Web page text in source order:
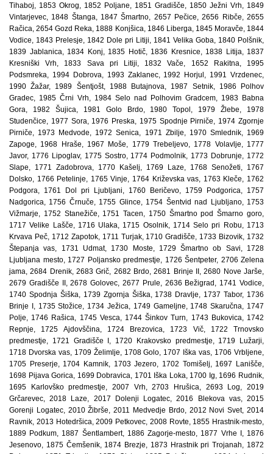
Tihaboj, 1853 Okrog, 1852 Poljane, 1851 Gradišče, 1850 Ježni Vrh, 1849
Vintarjevec, 1848 Štanga, 1847 Šmartno, 2657 Pečice, 2656 Ribče, 2655
Račica, 2654 Gozd Reka, 1888 Konjšica, 1846 Liberga, 1845 Moravče, 1844
Vodice, 1843 Prelesje, 1842 Dole pri Litiji, 1841 Velika Goba, 1840 Polšnik,
1839 Jablanica, 1834 Konj, 1835 Hotič, 1836 Kresnice, 1838 Litija, 1837
Kresniški Vrh, 1833 Sava pri Litiji, 1832 Vače, 1652 Rakitna, 1995
Podsmreka, 1994 Dobrova, 1993 Zaklanec, 1992 Horjul, 1991 Vrzdenec,
1990 Žažar, 1989 Šentjošt, 1988 Butajnova, 1987 Setnik, 1986 Polhov
Gradec, 1985 Črni Vrh, 1984 Selo nad Polhovim Gradcem, 1983 Babna
Gora, 1982 Šujica, 1981 Golo Brdo, 1980 Topol, 1979 Žlebe, 1978
Studenčice, 1977 Sora, 1976 Preska, 1975 Spodnje Pirniče, 1974 Zgornje
Pirniče, 1973 Medvode, 1972 Senica, 1971 Zbilje, 1970 Smlednik, 1969
Zapoge, 1968 Hraše, 1967 Moše, 1779 Trebeljevo, 1778 Volavlje, 1777
Javor, 1776 Lipoglav, 1775 Sostro, 1774 Podmolnik, 1773 Dobrunje, 1772
Slape, 1771 Zadobrova, 1770 Kašelj, 1769 Laze, 1768 Senožeti, 1767
Dolsko, 1766 Petelinje, 1765 Vinje, 1764 Križevska vas, 1763 Kleče, 1762
Podgora, 1761 Dol pri Ljubljani, 1760 Beričevo, 1759 Podgorica, 1757
Nadgorica, 1756 Črnuče, 1755 Glince, 1754 Šentvid nad Ljubljano, 1753
Vižmarje, 1752 Stanežiče, 1751 Tacen, 1750 Šmartno pod Šmarno goro,
1717 Velike Lašče, 1716 Ulaka, 1715 Osolnik, 1714 Selo pri Robu, 1713
Krvava Peč, 1712 Zapotok, 1711 Turjak, 1710 Gradišče, 1733 Bizovik, 1732
Štepanja vas, 1731 Udmat, 1730 Moste, 1729 Šmartno ob Savi, 1728
Ljubljana mesto, 1727 Poljansko predmestje, 1726 Šentpeter, 2706 Zelena
jama, 2684 Drenik, 2683 Grič, 2682 Brdo, 2681 Brinje II, 2680 Nove Jarše,
2679 Gradišče II, 2678 Golovec, 2677 Prule, 2636 Bežigrad, 1741 Vodice,
1740 Spodnja Šiška, 1739 Zgornja Šiška, 1738 Dravlje, 1737 Tabor, 1736
Brinje I, 1735 Stožice, 1734 Ježica, 1749 Gameljne, 1748 Skaručna, 1747
Polje, 1746 Rašica, 1745 Vesca, 1744 Šinkov Turn, 1743 Bukovica, 1742
Repnje, 1725 Ajdovščina, 1724 Brezovica, 1723 Vič, 1722 Trnovsko
predmestje, 1721 Gradišče I, 1720 Krakovsko predmestje, 1719 Lužarji,
1718 Dvorska vas, 1709 Želimlje, 1708 Golo, 1707 Iška vas, 1706 Vrbljene,
1705 Preserje, 1704 Kamnik, 1703 Jezero, 1702 Tomišelj, 1697 Lanišče,
1698 Pijava Gorica, 1699 Dobravica, 1701 Iška Loka, 1700 Ig, 1696 Rudnik,
1695 Karlovško predmestje, 2007 Vrh, 2703 Hrušica, 2693 Log, 2019
Grčarevec, 2018 Laze, 2017 Dolenji Logatec, 2016 Blekova vas, 2015
Gorenji Logatec, 2010 Žibrše, 2011 Medvedje Brdo, 2012 Novi Svet, 2014
Ravnik, 2013 Hotedršica, 2009 Petkovec, 2008 Rovte, 1855 Hrastnik-mesto,
1889 Podkum, 1887 Šentlambert, 1886 Zagorje-mesto, 1877 Vrhe I, 1876
Jesenovo, 1875 Čemšenik, 1874 Brezje, 1873 Hrastnik pri Trojanah, 1872